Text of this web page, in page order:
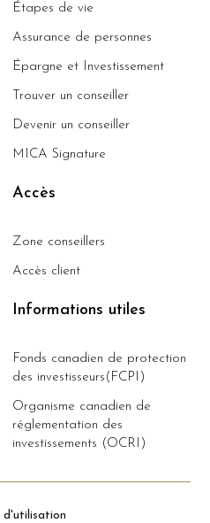
Étapes de vie
Assurance de personnes
Épargne et Investissement
Trouver un conseiller
Devenir un conseiller
MICA Signature
Accès
Zone conseillers
Accès client
Informations utiles
Fonds canadien de protection
des investisseurs(FCPI)
Organisme canadien de
réglementation des
investissements (OCRI)
d'utilisation